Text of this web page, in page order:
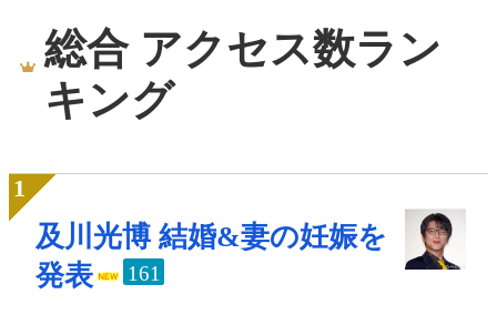
総合 アクセス数ラン
キング
及川光博 結婚&妻の妊娠を
発表
161